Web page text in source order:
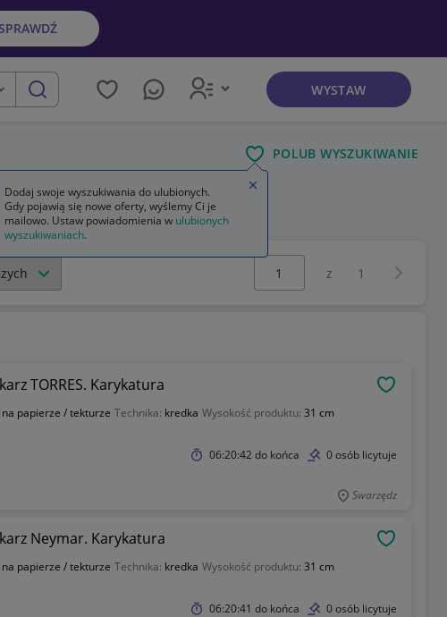
szukaj WYSTAW
POLUB WYSZUKIWANIE
rysunek techniczny dla mechaników
Wybierz stronę:
z 1
Kredka/ papier Pilkarz TORRES. Karykatura
na papierze / tekturze Technika: kredka Wysokość produktu: 31 cm
06:20:42 do końca 0 osób licytuje
Swarzędz
Kredka/ papier Pilkarz Neymar. Karykatura
na papierze / tekturze Technika: kredka Wysokość produktu: 31 cm
06:20:41 do końca 0 osób licytuje
Dodaj swoje wyszukiwania do ulubionych.
Gdy pojawią się nowe oferty, wyślemy Ci je
mailowo. Ustaw powiadomienia w ulubionych
wyszukiwaniach.
Zamknij wskazówkę